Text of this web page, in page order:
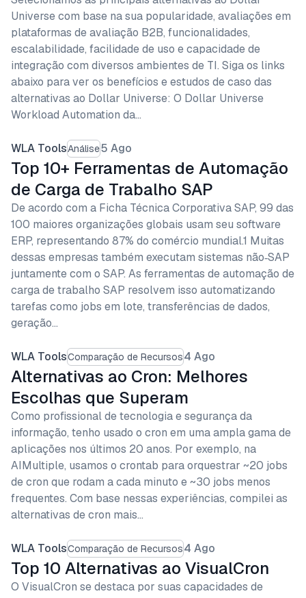
Universe com base na sua popularidade, avaliações em
plataformas de avaliação B2B, funcionalidades,
escalabilidade, facilidade de uso e capacidade de
integração com diversos ambientes de TI. Siga os links
abaixo para ver os benefícios e estudos de caso das
alternativas ao Dollar Universe: O Dollar Universe
Workload Automation da…
WLA ToolsAnálise5 Ago
Top 10+ Ferramentas de Automação
de Carga de Trabalho SAP
De acordo com a Ficha Técnica Corporativa SAP, 99 das
100 maiores organizações globais usam seu software
ERP, representando 87% do comércio mundial.1 Muitas
dessas empresas também executam sistemas não‑SAP
juntamente com o SAP. As ferramentas de automação de
carga de trabalho SAP resolvem isso automatizando
tarefas como jobs em lote, transferências de dados,
geração…
WLA ToolsComparação de Recursos4 Ago
Alternativas ao Cron: Melhores
Escolhas que Superam
Como profissional de tecnologia e segurança da
informação, tenho usado o cron em uma ampla gama de
aplicações nos últimos 20 anos. Por exemplo, na
AIMultiple, usamos o crontab para orquestrar ~20 jobs
de cron que rodam a cada minuto e ~30 jobs menos
frequentes. Com base nessas experiências, compilei as
alternativas de cron mais…
WLA ToolsComparação de Recursos4 Ago
Top 10 Alternativas ao VisualCron
O VisualCron se destaca por suas capacidades de